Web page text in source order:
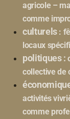
agricole –
comme
culturels:
locaux
politiques :
collective de
activités
comme